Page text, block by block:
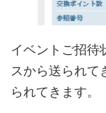
イベントご招待
スから送られて
られてきます。